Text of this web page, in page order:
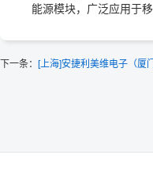
能源模块，广泛应用于
下一条： [上海]安捷利美维电子（厦